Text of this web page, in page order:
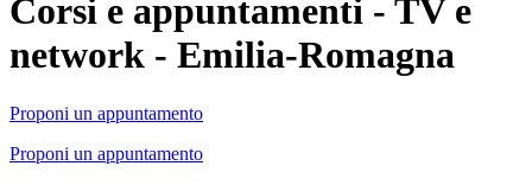
Corsi e appuntamenti - TV e
network - Emilia-Romagna
Proponi un appuntamento
Proponi un appuntamento